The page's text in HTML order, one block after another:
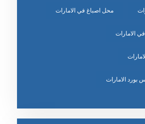
محل اصباغ في الامارات
الامارات
الامارات